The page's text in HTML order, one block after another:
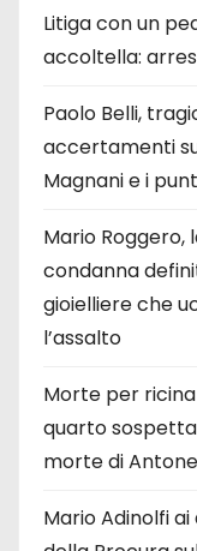
Litiga con un
accoltella:
Paolo Belli,
accertamenti
Magnani e i
Mario Roggero,
condanna
gioielliere che
l’assalto
Morte per
quarto
morte di
Mario Adinolfi